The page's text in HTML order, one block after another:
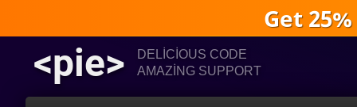
Get
<pie>
DELICIOUS CODE
AMAZING SUPPORT